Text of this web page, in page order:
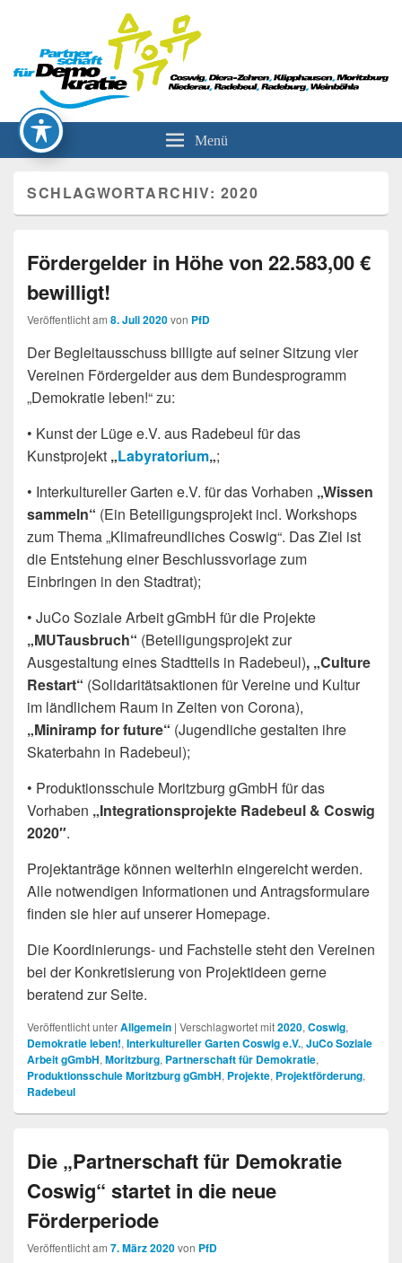
Partnerschaft für Demokratie
Menü
SCHLAGWORTARCHIV: 2020
Fördergelder in Höhe von 22.583,00 €
bewilligt!
Veröffentlicht am 8. Juli 2020von PfD
Der Begleitausschuss billigte auf seiner Sitzung vier
Vereinen Fördergelder aus dem Bundesprogramm
„Demokratie leben!“ zu:
• Kunst der Lüge e.V. aus Radebeul für das
Kunstprojekt „Labyratorium„;
• Interkultureller Garten e.V. für das Vorhaben „Wissen
sammeln“ (Ein Beteiligungsprojekt incl. Workshops
zum Thema „Klimafreundliches Coswig“. Das Ziel ist
die Entstehung einer Beschlussvorlage zum
Einbringen in den Stadtrat);
• JuCo Soziale Arbeit gGmbH für die Projekte
„MUTausbruch“ (Beteiligungsprojekt zur
Ausgestaltung eines Stadtteils in Radebeul), „Culture
Restart“ (So­li­da­ri­täts­ak­ti­onen für Vereine und Kultur
im ländlichem Raum in Zeiten von Corona),
„Miniramp for future“ (Jugendliche gestalten ihre
Skaterbahn in Radebeul);
• Produktionsschule Moritzburg gGmbH für das
Vorhaben „Integrationsprojekte Radebeul & Coswig
2020″.
Projektanträge können weiterhin eingereicht werden.
Alle notwendigen Informationen und Antragsformulare
finden sie hier auf unserer Homepage.
Die Koordinierungs- und Fachstelle steht den Vereinen
bei der Konkretisierung von Projektideen gerne
beratend zur Seite.
Veröffentlicht unterAllgemein | Verschlagwortet mit2020, Coswig,
Demokratie leben!, Interkultureller Garten Coswig e.V., JuCo Soziale
Arbeit gGmbH, Moritzburg, Partnerschaft für Demokratie,
Produktionsschule Moritzburg gGmbH, Projekte, Projektförderung,
Radebeul
Die „Partnerschaft für Demokratie
Coswig“ startet in die neue
Förderperiode
Veröffentlicht am 7. März 2020von PfD